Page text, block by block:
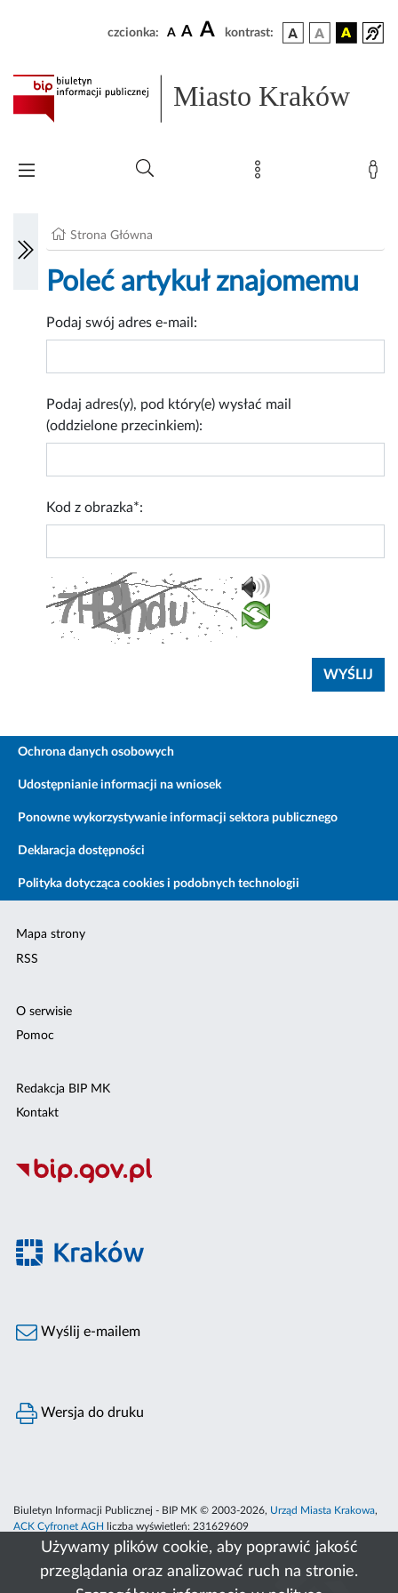
Używamy plików cookie, aby poprawić jakość
przeglądania oraz analizować ruch na stronie.
czcionka: A A A kontrast:
Miasto Kraków
Strona Główna
Poleć artykuł znajomemu
Podaj swój adres e-mail:
Podaj adres(y), pod który(e) wysłać mail
(oddzielone przecinkiem):
Kod z obrazka*:
Ochrona danych osobowych
Udostępnianie informacji na wniosek
Ponowne wykorzystywanie informacji sektora publicznego
Deklaracja dostępności
Polityka dotycząca cookies i podobnych technologii
Mapa strony
RSS
O serwisie
Pomoc
Redakcja BIP MK
Kontakt
Wyślij e-mailem
Wersja do druku
Biuletyn Informacji Publicznej - BIP MK © 2003-2026, Urząd Miasta Krakowa,
ACK Cyfronet AGH
liczba wyświetleń: 231629609